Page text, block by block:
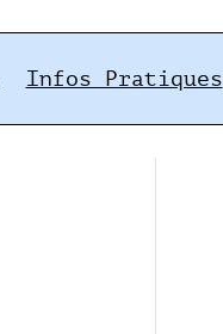
Infos Pratiques